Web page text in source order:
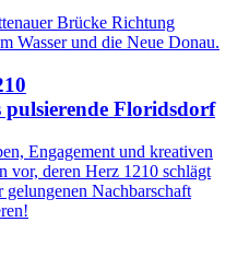
pulsierende Floridsdorf
Engagement und kreativen
vor, deren Herz 1210 schlägt
Nachbarschaft